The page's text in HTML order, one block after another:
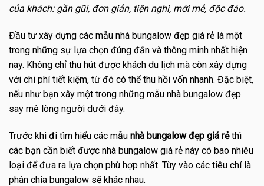
của khách: gần gũi, đơn giản, tiện nghi, mới mẻ, độc đáo.
Đầu tư xây dựng các mẫu nhà bungalow đẹp giá rẻ là một
trong những sự lựa chọn đúng đắn và thông minh nhất hiện
nay. Không chỉ thu hút được khách du lịch mà còn xây dựng
với chi phí tiết kiệm, từ đó có thể thu hồi vốn nhanh. Đặc biệt,
nếu như bạn xây một trong những mẫu nhà bungalow đẹp
say mê lòng người dưới đây.
Trước khi đi tìm hiểu các mẫu nhà bungalow đẹp giá rẻthì
các bạn cần biết được nhà bungalow giá rẻ này có bao nhiêu
loại để đưa ra lựa chọn phù hợp nhất. Tùy vào các tiêu chí là
phân chia bungalow sẽ khác nhau.